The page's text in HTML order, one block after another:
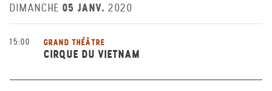
DIMANCHE 05 JANV. 2020
15:00 GRAND THÉÂTRE
CIRQUE DU VIETNAM